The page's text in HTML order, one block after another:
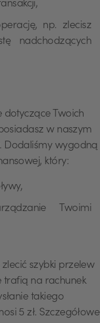
np. zlecisz
nadchodzących
dotyczące Twoich
w naszym
Dodaliśmy wygodną
który:
Twoimi
szybki przelew
trafią na rachunek
takiego
5 zł. Szczegółowe